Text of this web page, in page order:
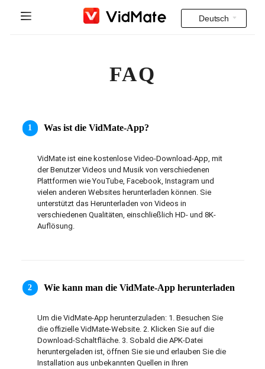
Herunterladen
Instagram Downloader
YT to MP3
Deutsch
Italiano
বাংলা
FAQ
1 Was ist die VidMate-App?
VidMate ist eine kostenlose Video-Download-App, mit
der Benutzer Videos und Musik von verschiedenen
Plattformen wie YouTube, Facebook, Instagram und
vielen anderen Websites herunterladen können. Sie
unterstützt das Herunterladen von Videos in
verschiedenen Qualitäten, einschließlich HD- und 8K-
Auflösung.
2 Wie kann man die VidMate-App herunterladen
Um die VidMate-App herunterzuladen: 1. Besuchen Sie
die offizielle VidMate-Website. 2. Klicken Sie auf die
Download-Schaltfläche. 3. Sobald die APK-Datei
heruntergeladen ist, öffnen Sie sie und erlauben Sie die
Installation aus unbekannten Quellen in Ihren